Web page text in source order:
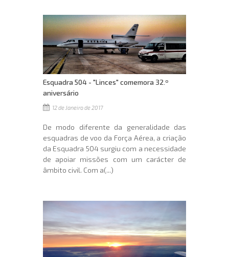
Esquadra 504 - "Linces" comemora 32.º
aniversário
12 de Janeiro de 2017
De modo diferente da generalidade das
esquadras de voo da Força Aérea, a criação
da Esquadra 504 surgiu com a necessidade
de apoiar missões com um carácter de
âmbito civil. Com a(...)